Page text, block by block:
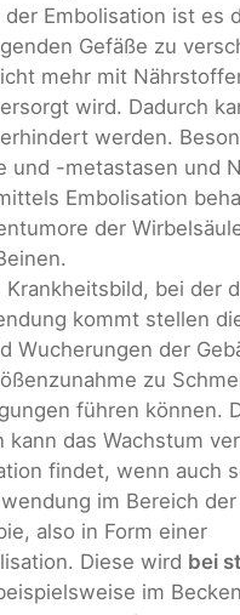
der Embolisation ist es
Gefäße zu
mehr mit
wird. Dadurch
werden.
und -metastasen und
Embolisation
der
Krankheitsbild, bei der
kommt stellen
Wucherungen der
zu
führen können.
kann das Wachstum
findet, wenn auch
im Bereich der
also in Form einer
Diese wird bei
im